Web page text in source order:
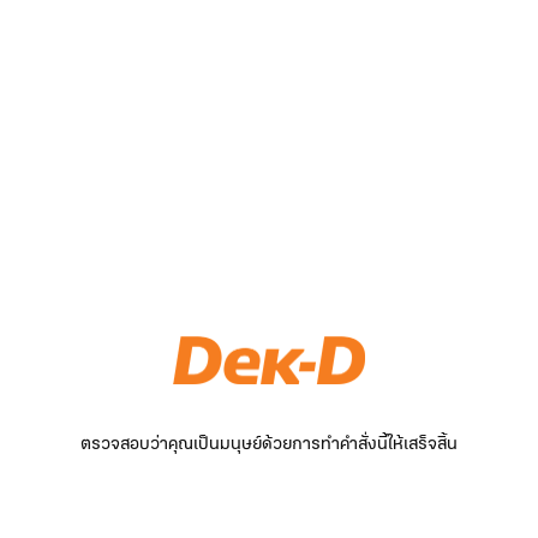
ตรวจสอบว่าคุณเป็นมนุษย์ด้วยการทำคำสั่งนี้ให้เสร็จสิ้น